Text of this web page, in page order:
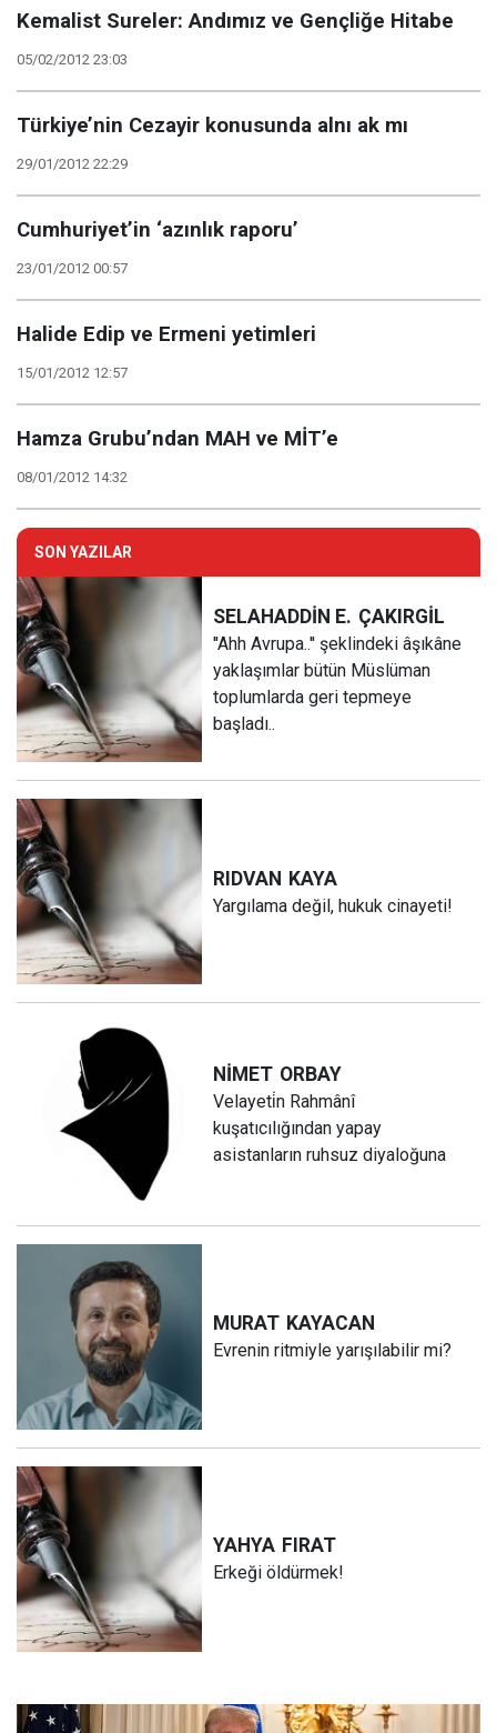
Kemalist Sureler: Andımız ve Gençliğe Hitabe
05/02/2012 23:03
Türkiye’nin Cezayir konusunda alnı ak mı
29/01/2012 22:29
Cumhuriyet’in ‘azınlık raporu’
23/01/2012 00:57
Halide Edip ve Ermeni yetimleri
15/01/2012 12:57
Hamza Grubu’ndan MAH ve MİT’e
08/01/2012 14:32
SON YAZILAR
SELAHADDİN E. ÇAKIRGİL
''Ahh Avrupa..'' şeklindeki âşıkâne
yaklaşımlar bütün Müslüman
toplumlarda geri tepmeye
başladı..
RIDVAN KAYA
Yargılama değil, hukuk cinayeti!
NİMET ORBAY
Velayeti̇n Rahmânî
kuşatıcılığından yapay
asistanların ruhsuz diyaloğuna
MURAT KAYACAN
Evrenin ritmiyle yarışılabilir mi?
YAHYA FIRAT
Erkeği öldürmek!